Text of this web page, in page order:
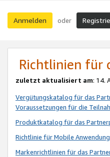
Anmelden oder
Richtlinien für
zuletzt aktualisiert am: 14.
Vergütungskatalog für das
Voraussetzungen für die
Produktkatalog für das
Richtlinie für Mobile
Markenrichtlinien für das